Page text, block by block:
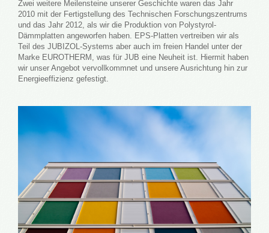
Zwei weitere Meilensteine unserer Geschichte waren das Jahr
2010 mit der Fertigstellung des Technischen Forschungszentrums
und das Jahr 2012, als wir die Produktion von Polystyrol-
Dämmplatten angeworfen haben. EPS-Platten vertreiben wir als
Teil des JUBIZOL-Systems aber auch im freien Handel unter der
Marke EUROTHERM, was für JUB eine Neuheit ist. Hiermit haben
wir unser Angebot vervollkommnet und unsere Ausrichtung hin zur
Energieeffizienz gefestigt.